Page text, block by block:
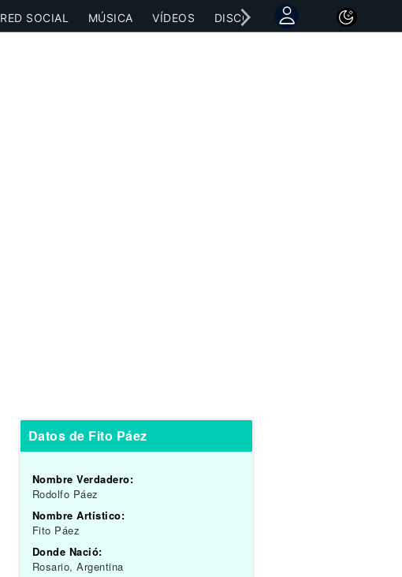
RED SOCIAL MÚSICA VÍDEOS DISCOGRAFÍAS CONCIERTOS
Datos de Fito Páez
Nombre Verdadero:
Rodolfo Páez
Nombre Artístico:
Fito Páez
Donde Nació:
Rosario, Argentina